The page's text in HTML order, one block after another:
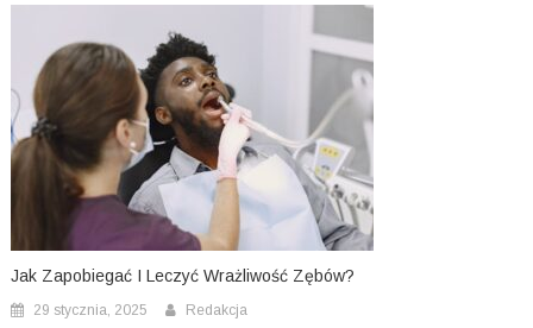
Jak Zapobiegać I Leczyć Wrażliwość Zębów?
29 stycznia, 2025 Redakcja